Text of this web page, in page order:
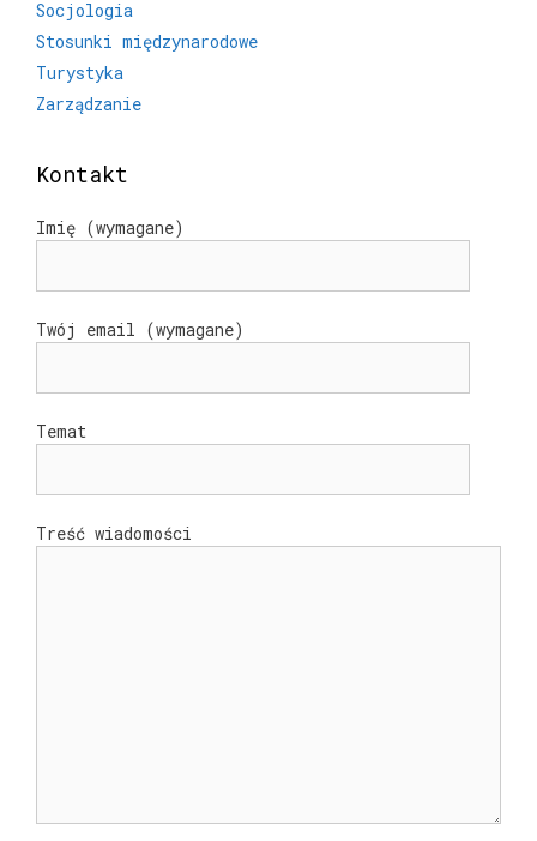
Socjologia
Stosunki międzynarodowe
Turystyka
Zarządzanie
Kontakt
Imię (wymagane)
Twój email (wymagane)
Temat
Treść wiadomości